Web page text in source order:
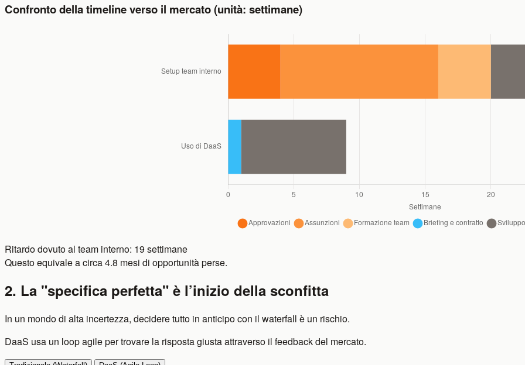
Confronto della timeline verso il mercato (unità: settimane)
Ritardo dovuto al team interno: 19 settimane
Questo equivale a circa4.8 mesi di opportunità perse.
2. La "specifica perfetta" è l’inizio della sconfitta
In un mondo di alta incertezza, decidere tutto in anticipo con il waterfall è un rischio.
DaaS usa un loop agile per trovare la risposta giusta attraverso il feedback del mercato.